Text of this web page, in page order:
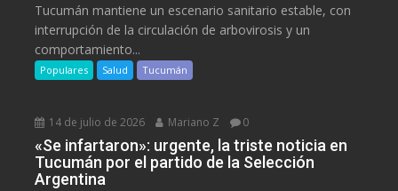
Tucumán mantiene un escenario sanitario estable, con
interrupción de la circulación de arbovirosis y un
comportamiento...
Populares Salud Tucumán
14 de julio de 2026 Mariano Z 0
«Se infartaron»: urgente, la triste noticia en
Tucumán por el partido de la Selección
Argentina